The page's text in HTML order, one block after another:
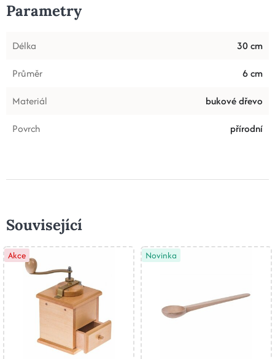
Parametry
Délka
30 cm
Průměr
6 cm
Materiál
bukové dřevo
Povrch
přírodní
Související
Akce Novinka